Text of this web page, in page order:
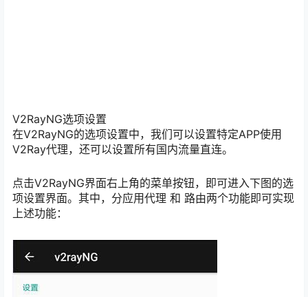
V2RayNG选项设置
在V2RayNG的选项设置中，我们可以设置特定APP使用
V2Ray代理，还可以设置所有国内流量直连。
点击V2RayNG界面右上角的菜单按钮，即可进入下图的选
项设置界面。其中，分应用代理 和 路由两个功能即可实现
上述功能：